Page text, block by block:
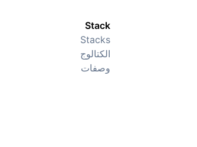
Stack
Stacks
الكتالوج
وصفات